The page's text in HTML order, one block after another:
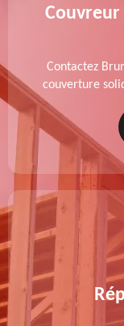
Contactez
couverture
zingueur
de qualité